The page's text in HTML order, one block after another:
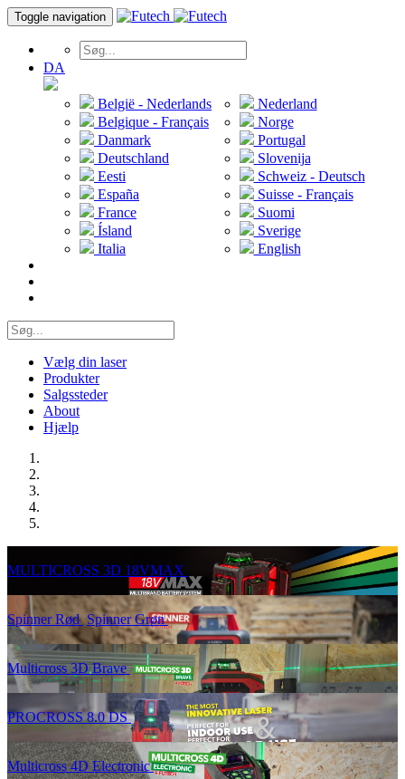
Toggle navigation
DA
België - Nederlands
Belgique - Français
Danmark
Deutschland
Eesti
España
France
Ísland
Italia
Nederland
Norge
Portugal
Slovenija
Schweiz - Deutsch
Suisse - Français
Suomi
Sverige
English
Vælg din laser
Produkter
Salgssteder
About
Hjælp
MULTICROSS 3D 18VMAX
Spinner Rød Spinner Grøn
Multicross 3D Brave
PROCROSS 8.0 DS
Multicross 4D Electronic